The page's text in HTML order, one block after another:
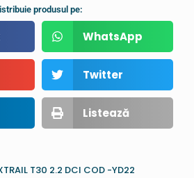
produsul pe:
WhatsApp
Twitter
Listează
T30 2.2 DCI COD -YD22